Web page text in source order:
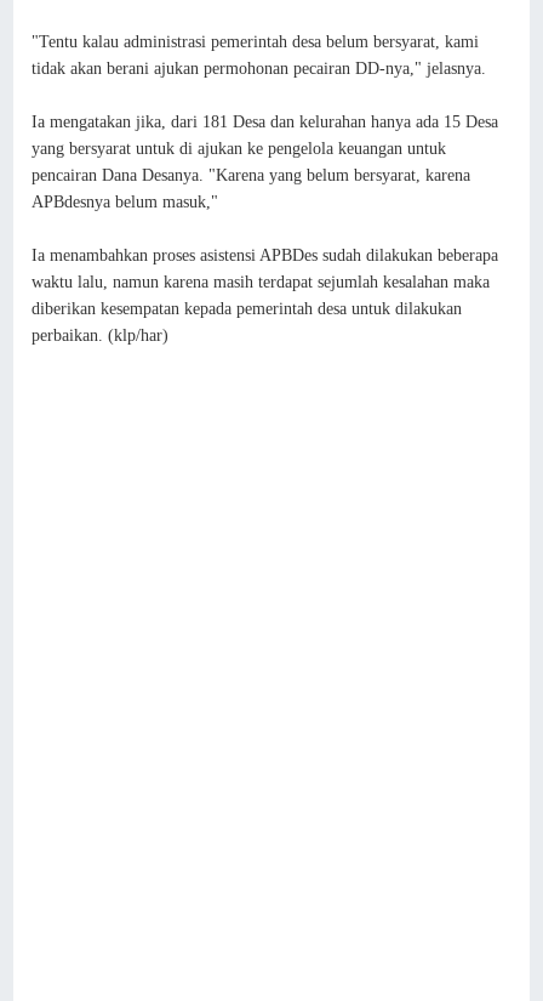
"Tentu kalau administrasi pemerintah desa belum bersyarat, kami
tidak akan berani ajukan permohonan pecairan DD-nya," jelasnya.
Ia mengatakan jika, dari 181 Desa dan kelurahan hanya ada 15 Desa
yang bersyarat untuk di ajukan ke pengelola keuangan untuk
pencairan Dana Desanya. "Karena yang belum bersyarat, karena
APBdesnya belum masuk,"
Ia menambahkan proses asistensi APBDes sudah dilakukan beberapa
waktu lalu, namun karena masih terdapat sejumlah kesalahan maka
diberikan kesempatan kepada pemerintah desa untuk dilakukan
perbaikan. (klp/har)